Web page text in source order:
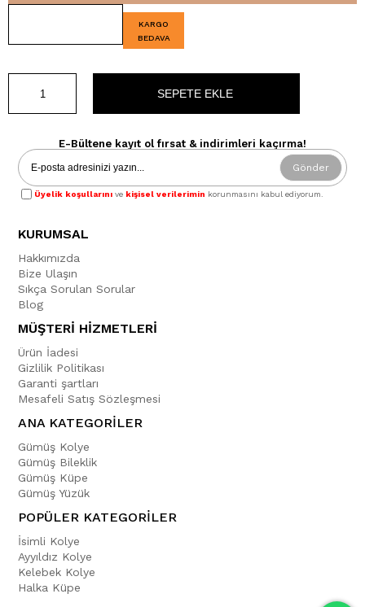
KARGO
BEDAVA
E-Bültene kayıt ol fırsat & indirimleri kaçırma!
Gönder
Üyelik koşullarını ve kişisel verilerimin korunmasını kabul ediyorum.
KURUMSAL
Hakkımızda
Bize Ulaşın
Sıkça Sorulan Sorular
Blog
MÜŞTERİ HİZMETLERİ
Ürün İadesi
Gizlilik Politikası
Garanti şartları
Mesafeli Satış Sözleşmesi
ANA KATEGORİLER
Gümüş Kolye
Gümüş Bileklik
Gümüş Küpe
Gümüş Yüzük
POPÜLER KATEGORİLER
İsimli Kolye
Ayyıldız Kolye
Kelebek Kolye
Halka Küpe